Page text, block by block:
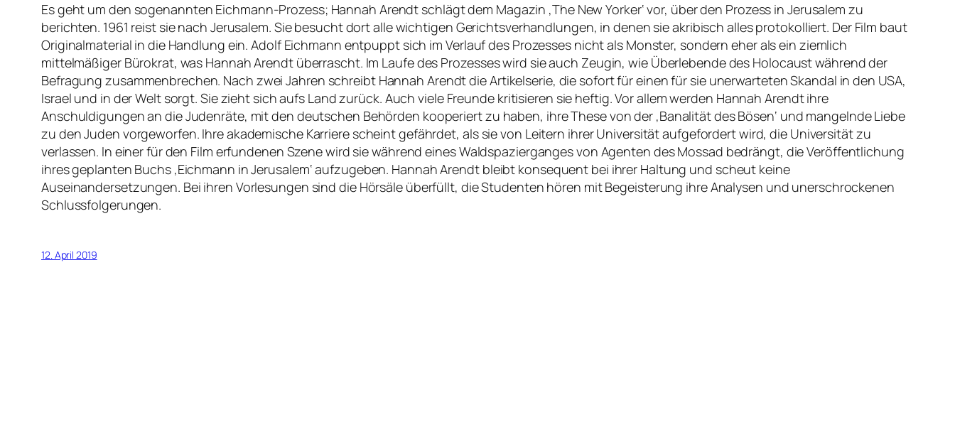
Es geht um den sogenannten Eichmann-Prozess; Hannah Arendt schlägt dem Magazin ‚The New Yorker‘ vor, über den Prozess in Jerusalem zu
berichten. 1961 reist sie nach Jerusalem. Sie besucht dort alle wichtigen Gerichtsverhandlungen, in denen sie akribisch alles protokolliert. Der Film baut
Originalmaterial in die Handlung ein. Adolf Eichmann entpuppt sich im Verlauf des Prozesses nicht als Monster, sondern eher als ein ziemlich
mittelmäßiger Bürokrat, was Hannah Arendt überrascht. Im Laufe des Prozesses wird sie auch Zeugin, wie Überlebende des Holocaust während der
Befragung zusammenbrechen. Nach zwei Jahren schreibt Hannah Arendt die Artikelserie, die sofort für einen für sie unerwarteten Skandal in den USA,
Israel und in der Welt sorgt. Sie zieht sich aufs Land zurück. Auch viele Freunde kritisieren sie heftig. Vor allem werden Hannah Arendt ihre
Anschuldigungen an die Judenräte, mit den deutschen Behörden kooperiert zu haben, ihre These von der ‚Banalität des Bösen‘ und mangelnde Liebe
zu den Juden vorgeworfen. Ihre akademische Karriere scheint gefährdet, als sie von Leitern ihrer Universität aufgefordert wird, die Universität zu
verlassen. In einer für den Film erfundenen Szene wird sie während eines Waldspazierganges von Agenten des Mossad bedrängt, die Veröffentlichung
ihres geplanten Buchs ‚Eichmann in Jerusalem‘ aufzugeben. Hannah Arendt bleibt konsequent bei ihrer Haltung und scheut keine
Auseinandersetzungen. Bei ihren Vorlesungen sind die Hörsäle überfüllt, die Studenten hören mit Begeisterung ihre Analysen und unerschrockenen
Schlussfolgerungen.
12. April 2019